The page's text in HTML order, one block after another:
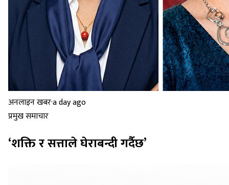
अनलाइन खबर·a day ago
प्रमुख समाचार
‘शक्ति र सत्ताले घेराबन्दी गर्दैछ’